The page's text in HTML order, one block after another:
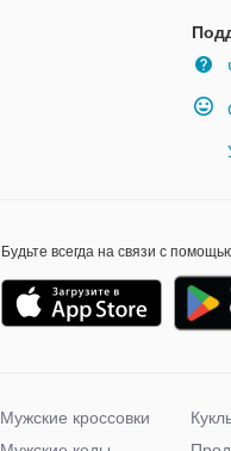
Будьте всегда на связи с
Мужские кроссовки